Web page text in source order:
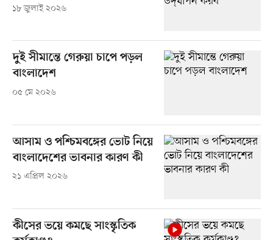
১৮ জুলাই ২০২৬
দুই সীমান্তে গেরুয়া চাপে পড়ল
বাংলাদেশ
০৫ মে ২০২৬
আসাম ও পশ্চিমবঙ্গের ভোট নিয়ে
বাংলাদেশের ভাবনার কারণ কী
২১ এপ্রিল ২০২৬
কীসের ভয়ে কমছে সাংস্কৃতিক